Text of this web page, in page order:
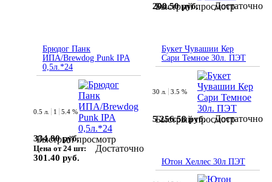
Быстрый просмотр
208.50 руб. Достаточно
Брюдог Панк
ИПА/Brewdog Punk IPA
0,5л.*24
Быстрый просмотр
0.5 л. 1 5.4 %
334.80 руб.
Цена от 24 шт:
301.40 руб.
Достаточно
Букет Чувашии Кер
Сари Темное 30л. ПЭТ
Быстрый просмотр
30 л. 3.5 %
5 256.58 руб. Достаточно
Ютон Хеллес 30л ПЭТ